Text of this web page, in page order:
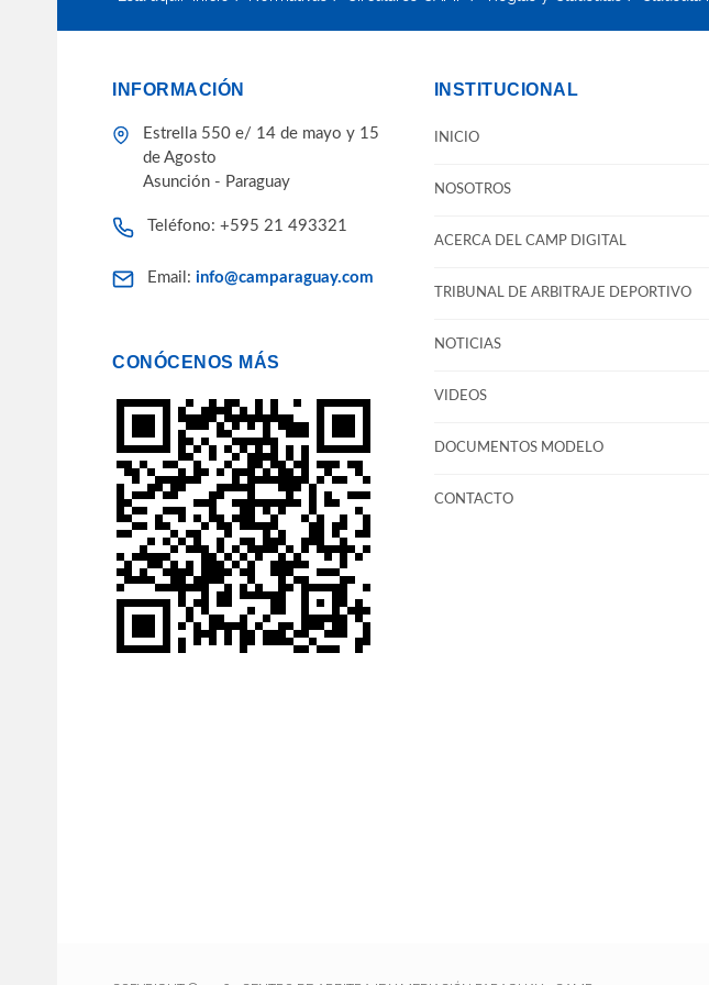
INFORMACIÓN
Estrella 550 e/ 14 de mayo y 15
de Agosto
Asunción - Paraguay
Teléfono: +595 21 493321
Email: info@camparaguay.com
CONÓCENOS MÁS
INSTITUCIONAL
INICIO
NOSOTROS
ACERCA DEL CAMP DIGITAL
TRIBUNAL DE ARBITRAJE DEPORTIVO
NOTICIAS
VIDEOS
DOCUMENTOS MODELO
CONTACTO